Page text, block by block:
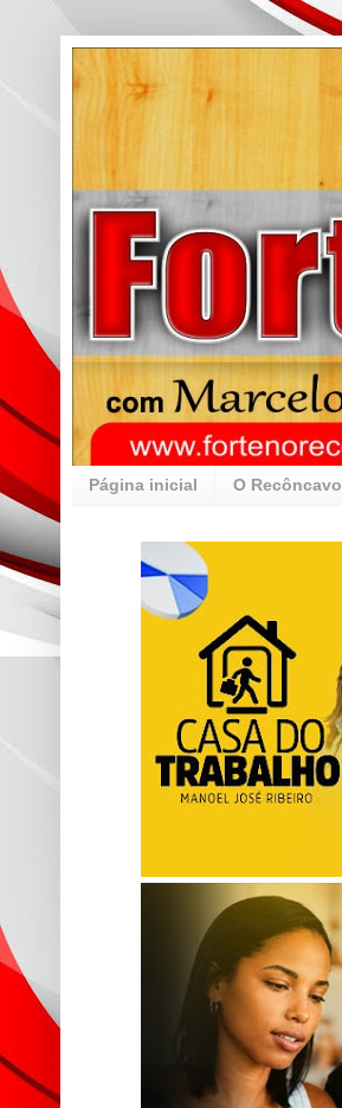
Página inicial O Recôncavo